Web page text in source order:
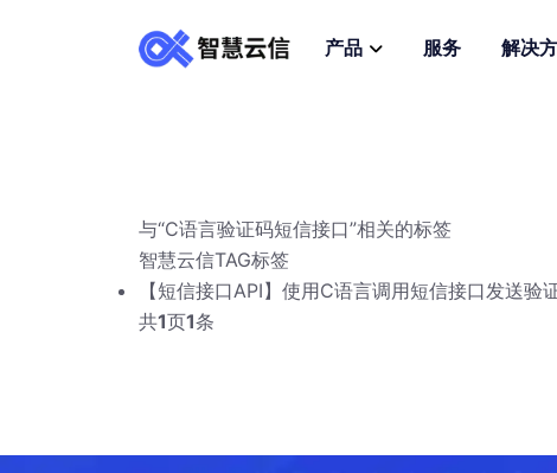
产品 服务 解决
与“C语言验证码短信接口”相关的标签
智慧云信TAG标签
【短信接口API】使用C语言调用短信接口发送验
共1页1条